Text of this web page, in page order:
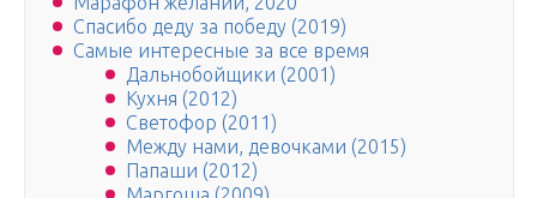
Спасибо деду за победу (2019)
Самые интересные за все время
Дальнобойщики (2001)
Кухня (2012)
Светофор (2011)
Между нами, девочками (2015)
Папаши (2012)